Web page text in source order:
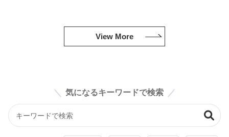
View More
気になるキーワードで検索